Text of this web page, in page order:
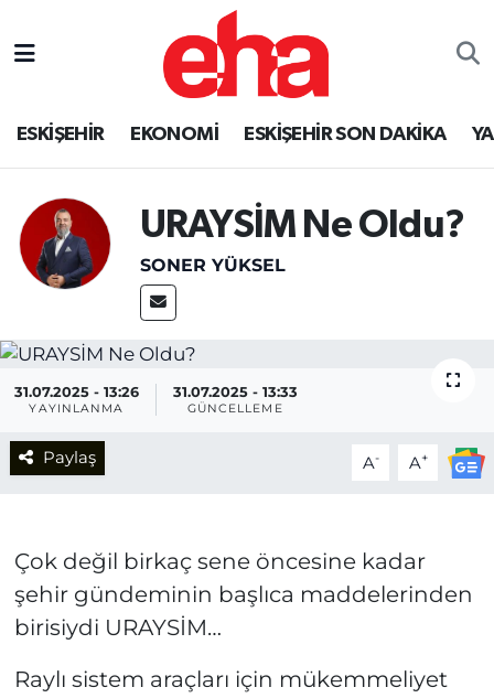
ESKİŞEHİR EKONOMİ ESKİŞEHİR SON DAKİKA
URAYSİM Ne Oldu?
SONER YÜKSEL
31.07.2025 - 13:26
YAYINLANMA
31.07.2025 - 13:33
GÜNCELLEME
Paylaş A- A+
Çok değil birkaç sene öncesine kadar
şehir gündeminin başlıca maddelerinden
birisiydi URAYSİM…
Raylı sistem araçları için mükemmeliyet